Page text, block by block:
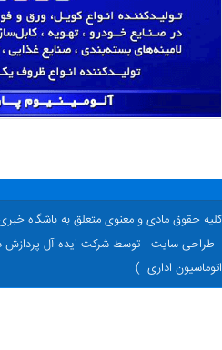
حقوق مادی و معنوی متعلق به باشگاه خبری
سایت توسط شرکت ایده آل پردازش دایا
اداری )